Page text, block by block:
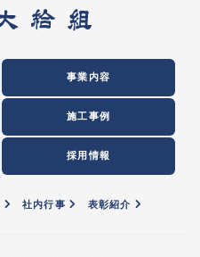
事業内容
施工事例
採用情報
社内行事 表彰紹介